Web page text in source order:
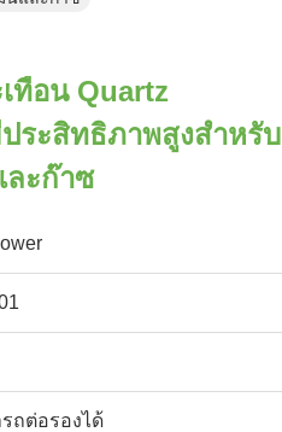
ทือน Quartz
ระสิทธิภาพสูงสําหรับ
ะก๊าซ
ถต่อรองได้